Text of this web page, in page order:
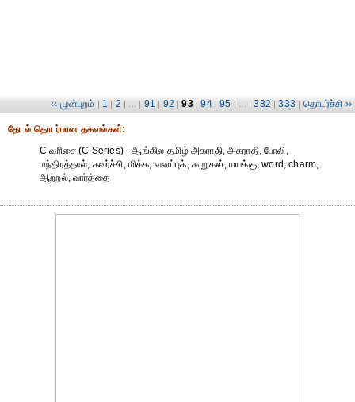
‹‹ முன்புறம் | 1 | 2 | ... | 91 | 92 | 93 | 94 | 95 | ... | 332 | 333 | தொடர்ச்சி ››
தேட‌ல் தொட‌ர்பான தகவ‌ல்க‌ள்:
C வரிசை (C Series) - ஆங்கில-தமிழ் அகராதி, அகராதி, போலி,
மந்திரத்தால், கவர்ச்சி, மிக்க, வனப்புக், கூறுகள், மயக்கு, word, charm,
ஆற்றல், வார்த்தை